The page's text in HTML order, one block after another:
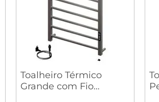
Toalheiro Térmico
Grande com Fio